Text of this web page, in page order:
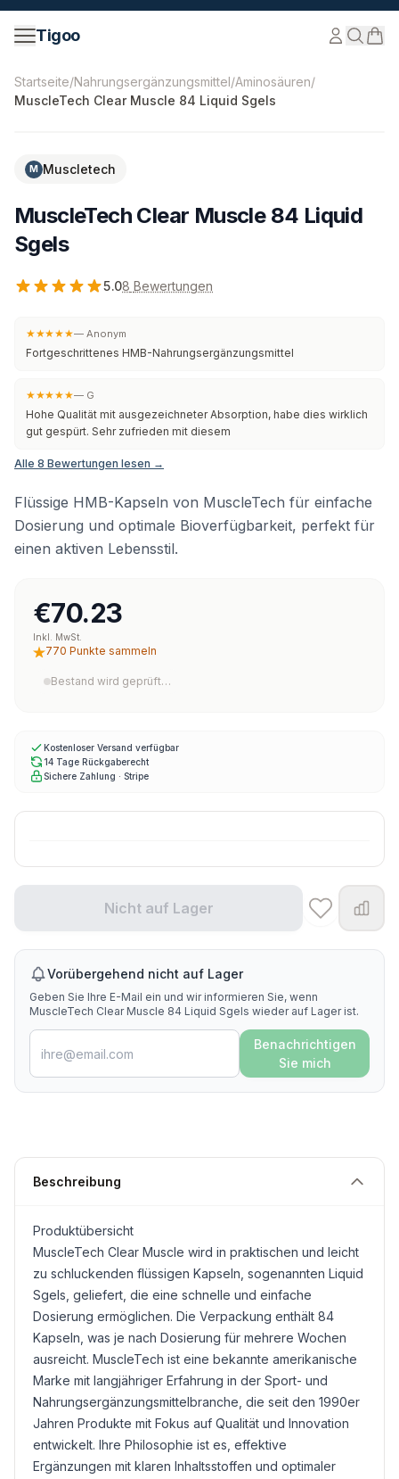
Zum Inhalt springen
Tigoo
©2026Nutri Nordic AB.Alle Rechte vorbehalten.
Startseite/Nahrungsergänzungsmittel/Aminosäuren/
MuscleTech Clear Muscle 84 Liquid Sgels
M Muscletech
MuscleTech Clear Muscle 84 Liquid
Sgels
5.08 Bewertungen
★★★★★— Anonym
Fortgeschrittenes HMB-Nahrungsergänzungsmittel
★★★★★— G
Hohe Qualität mit ausgezeichneter Absorption, habe dies wirklich
gut gespürt. Sehr zufrieden mit diesem
Alle 8 Bewertungen lesen →
Flüssige HMB-Kapseln von MuscleTech für einfache
Dosierung und optimale Bioverfügbarkeit, perfekt für
einen aktiven Lebensstil.
€70.23
Inkl. MwSt.
770 Punkte sammeln
Bestand wird geprüft…
Kostenloser Versand verfügbar
14 Tage Rückgaberecht
Sichere Zahlung · Stripe
Nicht auf Lager
Vorübergehend nicht auf Lager
Geben Sie Ihre E-Mail ein und wir informieren Sie, wenn
MuscleTech Clear Muscle 84 Liquid Sgels wieder auf Lager ist.
Benachrichtigen
Sie mich
Beschreibung
Produktübersicht
MuscleTech Clear Muscle wird in praktischen und leicht
zu schluckenden flüssigen Kapseln, sogenannten Liquid
Sgels, geliefert, die eine schnelle und einfache
Dosierung ermöglichen. Die Verpackung enthält 84
Kapseln, was je nach Dosierung für mehrere Wochen
ausreicht. MuscleTech ist eine bekannte amerikanische
Marke mit langjähriger Erfahrung in der Sport- und
Nahrungsergänzungsmittelbranche, die seit den 1990er
Jahren Produkte mit Fokus auf Qualität und Innovation
entwickelt. Ihre Philosophie ist es, effektive
Ergänzungen mit klaren Inhaltsstoffen und optimaler